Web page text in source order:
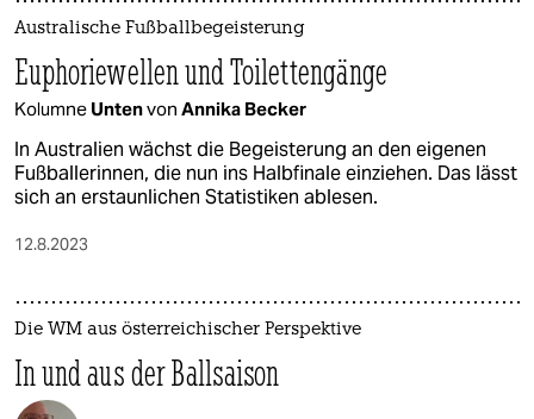
Australische Fußballbegeisterung
Euphoriewellen und Toilettengänge
Kolumne Untenvon Annika Becker
In Australien wächst die Begeisterung an den eigenen
Fußballerinnen, die nun ins Halbfinale einziehen. Das lässt
sich an erstaunlichen Statistiken ablesen.
12.8.2023
Die WM aus österreichischer Perspektive
In und aus der Ballsaison